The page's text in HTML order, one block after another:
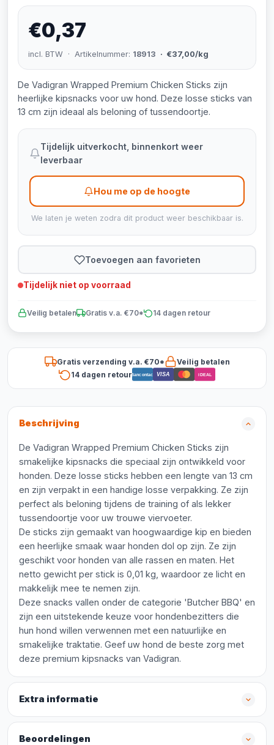
€0,37
incl. BTW · Artikelnummer: 18913 · €37,00/kg
De Vadigran Wrapped Premium Chicken Sticks zijn
heerlijke kipsnacks voor uw hond. Deze losse sticks van
13 cm zijn ideaal als beloning of tussendoortje.
Tijdelijk uitverkocht, binnenkort weer
leverbaar
Hou me op de hoogte
We laten je weten zodra dit product weer beschikbaar is.
Toevoegen aan favorieten
Tijdelijk niet op voorraad
Veilig betalen Gratis v.a. €70* 14 dagen retour
Gratis verzending v.a. €70*
Veilig betalen
14 dagen retourBancontact VISA iDEAL
Beschrijving
De Vadigran Wrapped Premium Chicken Sticks zijn
smakelijke kipsnacks die speciaal zijn ontwikkeld voor
honden. Deze losse sticks hebben een lengte van 13 cm
en zijn verpakt in een handige losse verpakking. Ze zijn
perfect als beloning tijdens de training of als lekker
tussendoortje voor uw trouwe viervoeter.
De sticks zijn gemaakt van hoogwaardige kip en bieden
een heerlijke smaak waar honden dol op zijn. Ze zijn
geschikt voor honden van alle rassen en maten. Het
netto gewicht per stick is 0,01 kg, waardoor ze licht en
makkelijk mee te nemen zijn.
Deze snacks vallen onder de categorie 'Butcher BBQ' en
zijn een uitstekende keuze voor hondenbezitters die
hun hond willen verwennen met een natuurlijke en
smakelijke traktatie. Geef uw hond de beste zorg met
deze premium kipsnacks van Vadigran.
Extra informatie
Beoordelingen